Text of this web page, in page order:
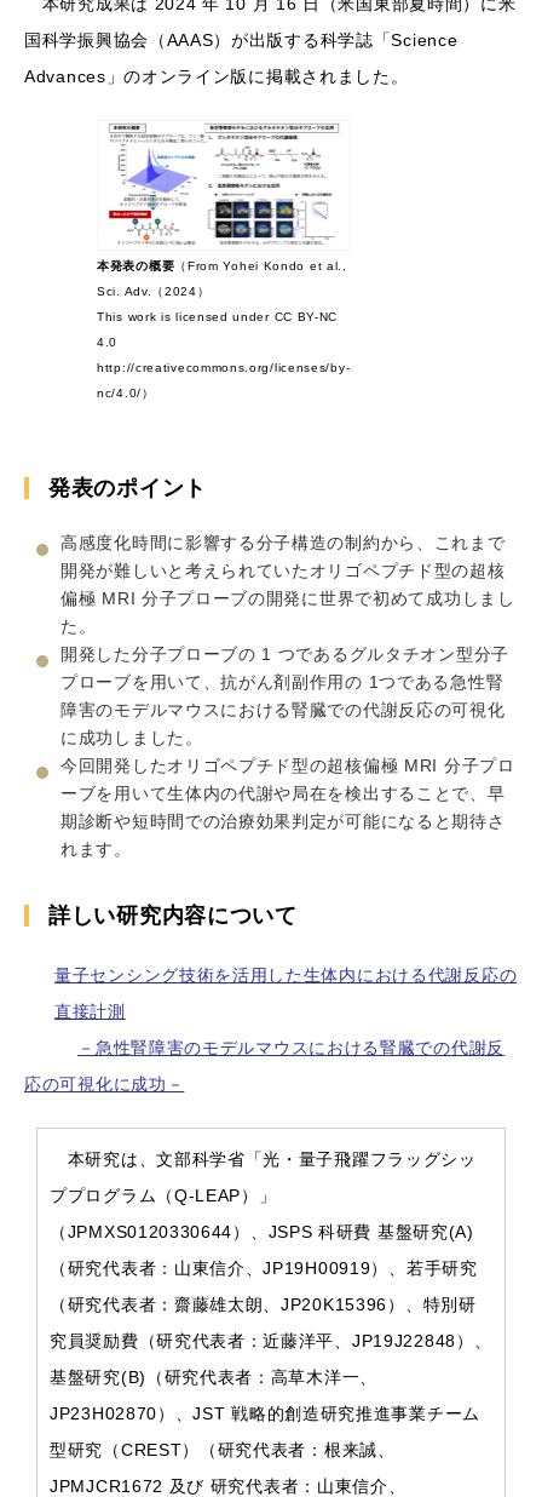
本発表の概要（From Yohei Kondo et al., Sci.
Adv.（2024）
This work is licensed under CC BY-NC 4.0
http://creativecommons.org/licenses/by-
nc/4.0/）
発表のポイント
開発した分子プローブの 1 つであるグルタチオン型分子プ
モデルマウスにおける腎臓での代謝反応の可視化に成功し
ました。
今回開発したオリゴペプチド型の超核偏極 MRI 分子プロー
ブを用いて生体内の代謝や局在を検出することで、早期診断
や短時間での治療効果判定が可能になると期待されます。
詳しい研究内容について
量子センシング技術を活用した生体内における代謝反応の直
接計測
－急性腎障害のモデルマウスにおける腎臓での代謝反応
の可視化に成功－
本研究は、文部科学省「光・量子飛躍フラッグシッププロ
グラム（Q-LEAP）」（JPMXS0120330644）、JSPS 科研費
基盤研究(A)（研究代表者：山東信介、JP19H00919）、若
手研究（研究代表者：齋藤雄太朗、JP20K15396）、特別研
研究(B)（研究代表者：高草木洋一、JP23H02870）、JST
戦略的創造研究推進事業チーム型研究（CREST）（研究代
表者：根来誠、JPMJCR1672 及び 研究代表者：山東信介、
JPMJCR21N5）、JSPS 国際共同研究加速基金(国際共同
研究強化(B))（研究代表者：松尾政之、JP20KK0253）、
JST 創発的研究支援事業（研究代表者：高草木洋一、
JPMJFR225G 及び 研究代表者：兵藤文紀、
JPMJFR2168）、内閣府戦略的イノベーション創造プログ
ラム (SIP) 第 3 期課題「先進的量子技術基盤の社会課題
への応用促進」（根来誠）、Intramural Research